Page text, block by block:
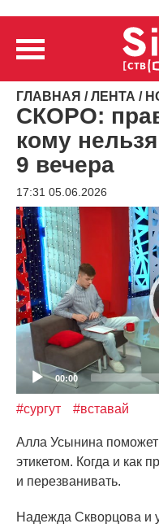
ГЛАВНАЯ /ЛЕНТА /
СКОРО:
кому
9 вечера
17:31 05.06.2026
Видеоплеер
00:00
#сургут #вставай
Алла Усынина
этикетом. Когда и как
и перезванивать.
Надежда Скворцова и